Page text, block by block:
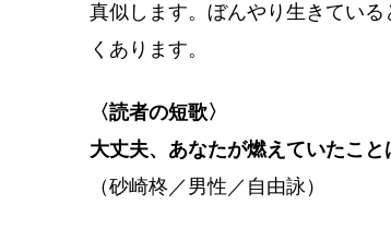
真似します。ぼんやり生きてい
くあります。
〈読者の短歌〉
大丈夫、あなたが燃えていたこ
（砂崎柊／男性／自由詠）